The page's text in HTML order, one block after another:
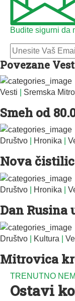
Budite sigurni da
Povezane
Vesti Sremska
Smeh od
Društvo Hronika
Nova
Društvo Hronika
Dan Rusina
Društvo Kultura
Mitrovica
TRENUTNO
Ostavi